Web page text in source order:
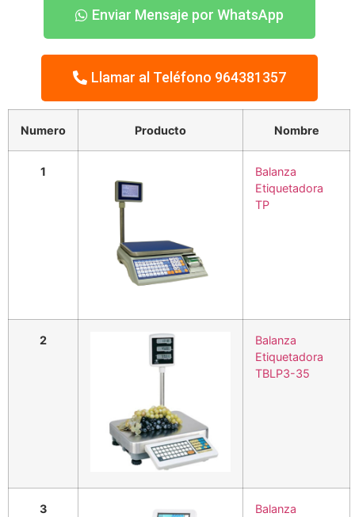
Enviar Mensaje por WhatsApp
Llamar al Teléfono 964381357
Numero Producto Nombre
1
Balanza
Etiquetadora
TP
2
Balanza
Etiquetadora
TBLP3-35
3
Balanza